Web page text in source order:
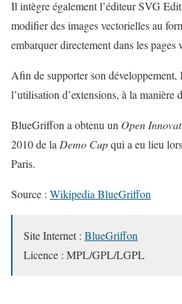
Il intègre également l’éditeur SVG
modifier des images vectorielles au
embarquer directement dans les pages
Afin de supporter son
l’utilisation d’extensions, à la manière
BlueGriffon a obtenu un Open
2010 de la Demo Cupqui a eu lieu
Paris.
Source : Wikipedia BlueGriffon
Site Internet : BlueGriffon
Licence : MPL/GPL/LGPL